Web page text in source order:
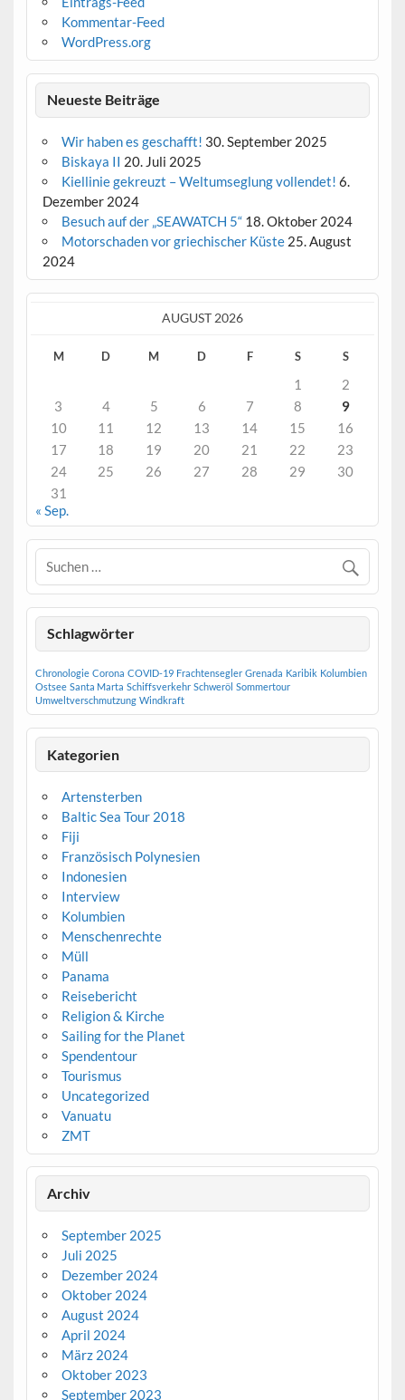
Kommentar-Feed
WordPress.org
Neueste Beiträge
Wir haben es geschafft! 30. September 2025
Biskaya II 20. Juli 2025
Kiellinie gekreuzt – Weltumseglung vollendet! 6.
Dezember 2024
Besuch auf der „SEAWATCH 5“ 18. Oktober 2024
Motorschaden vor griechischer Küste 25. August
2024
AUGUST 2026
M D M D F S S
1
2
3
4 5 6 7 8
9
10
11 12 13 14 15
16
17
18 19 20 21 22
23
24
25 26 27 28 29
30
31
« Sep.
Schlagwörter
Chronologie Corona COVID-19 Frachtensegler Grenada Karibik Kolumbien
Ostsee Santa Marta Schiffsverkehr Schweröl Sommertour
Umweltverschmutzung Windkraft
Kategorien
Artensterben
Baltic Sea Tour 2018
Fiji
Französisch Polynesien
Indonesien
Interview
Kolumbien
Menschenrechte
Müll
Panama
Reisebericht
Religion & Kirche
Sailing for the Planet
Spendentour
Tourismus
Uncategorized
Vanuatu
ZMT
Archiv
September 2025
Juli 2025
Dezember 2024
Oktober 2024
August 2024
April 2024
März 2024
Oktober 2023
September 2023